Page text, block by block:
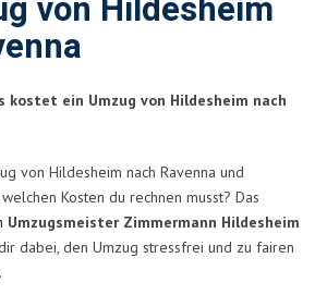
von Hildesheim
kostet ein Umzug von Hildesheim nach
von Hildesheim nach Ravenna und
Kosten du rechnen musst? Das
Umzugsmeister Zimmermann Hildesheim
dabei, den Umzug stressfrei und zu fairen